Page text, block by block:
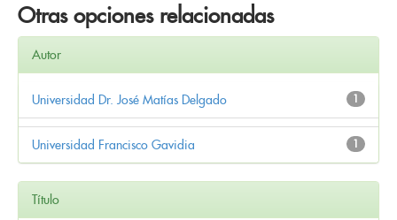
Otras opciones relacionadas
Autor
1
Universidad Dr. José Matías Delgado
1
Universidad Francisco Gavidia
Título